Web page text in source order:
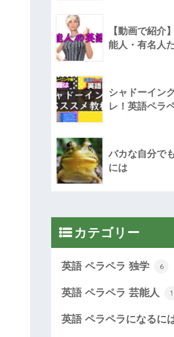
【動画で紹介
能人・有名人
シャドーイン
レ！英語ペラ
バカな自分で
には
カテゴリー
英語 ペラペラ 独学 6
英語 ペラペラ 芸能人 1
英語 ペラペラになるに